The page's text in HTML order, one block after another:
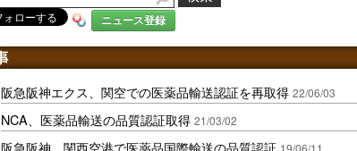
ニュース登録
阪急阪神エクス、関空での医薬品輸送認証を再取得 22/06/03
NCA、医薬品輸送の品質認証取得 21/03/02
阪急阪神、関西空港で医薬品国際輸送の品質認証 19/06/11